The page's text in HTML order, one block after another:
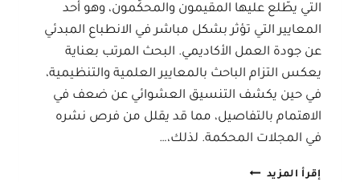
التي يطّلع عليها المقيمون والمحكّمون، وهو أحد
المعايير التي تؤثر بشكل مباشر في الانطباع المبدئي
عن جودة العمل الأكاديمي. البحث المرتب بعناية
يعكس التزام الباحث بالمعايير العلمية والتنظيمية،
في حين يكشف التنسيق العشوائي عن ضعف في
الاهتمام بالتفاصيل، مما قد يقلل من فرص نشره
في المجلات المحكمة. لذلك،…
إقرأ المزيد تأثير